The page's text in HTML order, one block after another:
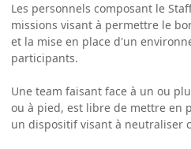
Les personnels composant le
missions visant à permettre le
et la mise en place d'un
participants.
Une team faisant face à un ou
ou à pied, est libre de mettre en
un dispositif visant à neutraliser